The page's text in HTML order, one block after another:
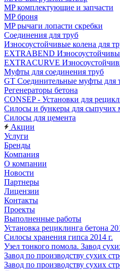
MP комплектующие и запчасти
MP броня
MP рычаги лопасти скребки
Соединения для труб
Износоустойчивые колена для
EXTRABEND
EXTRACURVE
Муфты для соединения труб
GT Соединительные муфты для
Регенераторы бетона
CONSEP - Установки для
Силосы и бункеры для сыпучих
Силосы для цемента
Акции
Услуги
Бренды
Компания
О компании
Новости
Партнеры
Лицензии
Контакты
Проекты
Выполненные работы
Установка рециклинга бетона
Cилосы хранения гипса 2014 г.
Узел тонкого помола. Завод
Завод по производству сухих
Завод по производству сухих